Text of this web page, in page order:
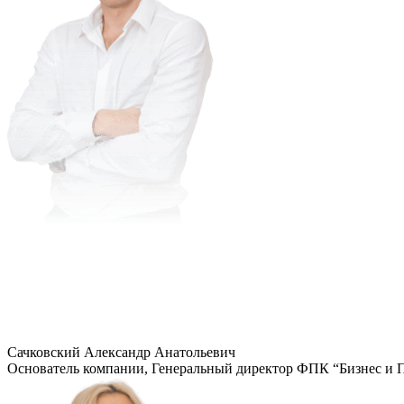
Сачковский Александр Анатольевич
Основатель компании, Генеральный директор ФПК “Бизнес и